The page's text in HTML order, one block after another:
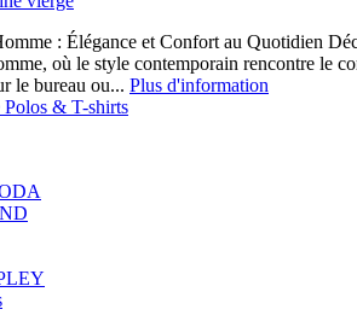
: Élégance et Confort au Quotidien
où le style contemporain rencontre le
le bureau ou... Plus d'information
Polos & T-shirts